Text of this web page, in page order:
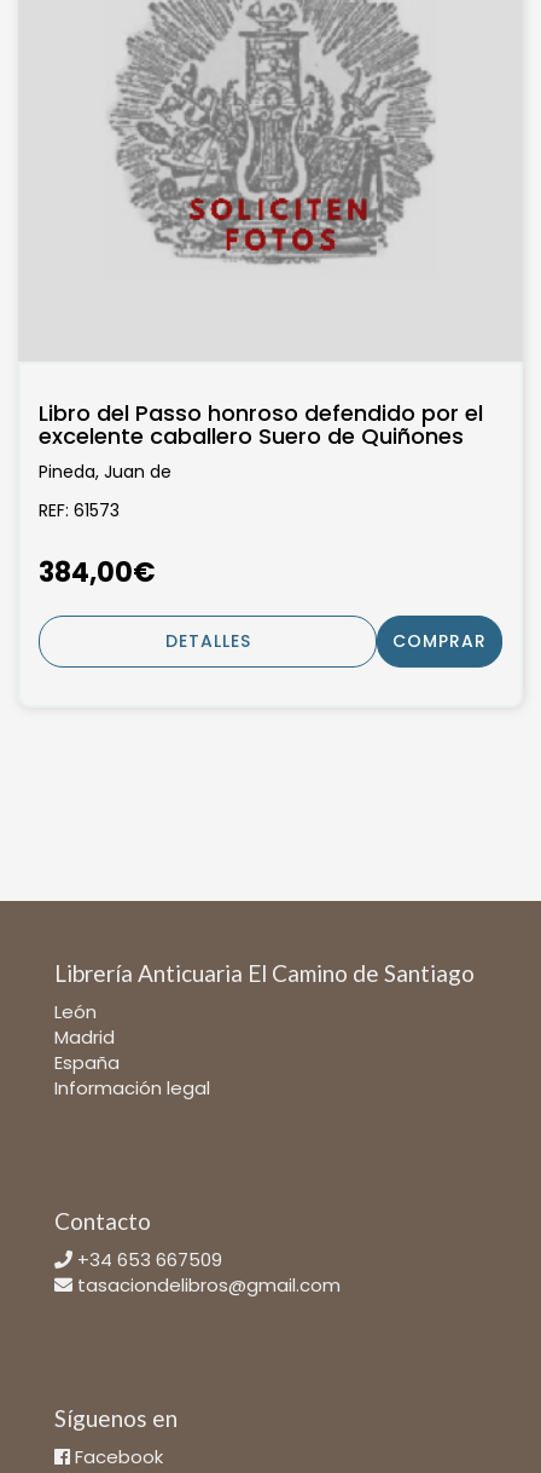
Libro del Passo honroso defendido por el
excelente caballero Suero de Quiñones
Pineda, Juan de
REF: 61573
384,00€
DETALLES COMPRAR
Librería Anticuaria El Camino de Santiago
León
Madrid
España
Información legal
Contacto
+34 653 667509
tasaciondelibros@gmail.com
Síguenos en
Facebook